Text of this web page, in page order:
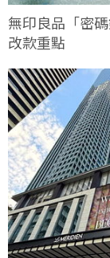
無印良品「密
改款重點